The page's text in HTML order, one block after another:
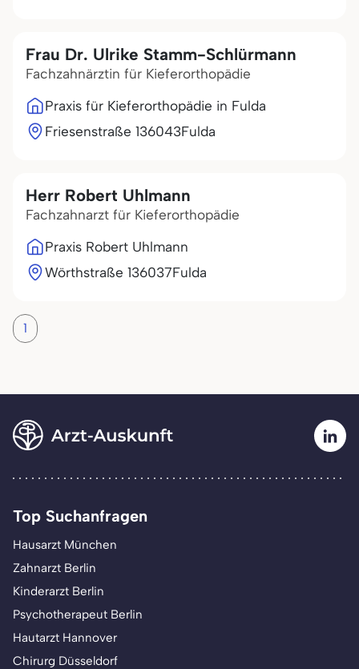
Frau Dr. Ulrike Stamm-Schlürmann
Fachzahnärztin für Kieferorthopädie
Praxis für Kieferorthopädie in Fulda
Friesenstraße 136043Fulda
Herr Robert Uhlmann
Fachzahnarzt für Kieferorthopädie
Praxis Robert Uhlmann
Wörthstraße 136037Fulda
1
Top Suchanfragen
Hausarzt München
Zahnarzt Berlin
Kinderarzt Berlin
Psychotherapeut Berlin
Hautarzt Hannover
Chirurg Düsseldorf